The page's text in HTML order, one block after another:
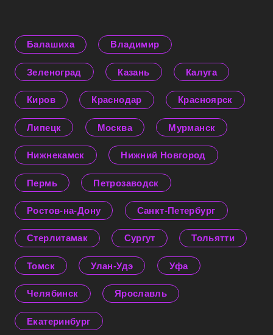
Балашиха Владимир
Зеленоград Казань Калуга
Киров Краснодар Красноярск
Липецк Москва Мурманск
Нижнекамск Нижний Новгород
Пермь Петрозаводск
Ростов-на-Дону Санкт-Петербург
Стерлитамак Сургут Тольятти
Томск Улан-Удэ Уфа
Челябинск Ярославль
Екатеринбург